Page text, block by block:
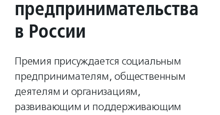
предпринимательства
в России
Премия присуждается социальным
предпринимателям, общественным
деятелям и организациям,
развивающим и поддерживающим